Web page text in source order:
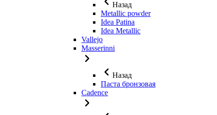
Назад
Metallic powder
Idea Patina
Idea Metallic
Vallejo
Masserinni
Назад
Паста бронзовая
Cadence